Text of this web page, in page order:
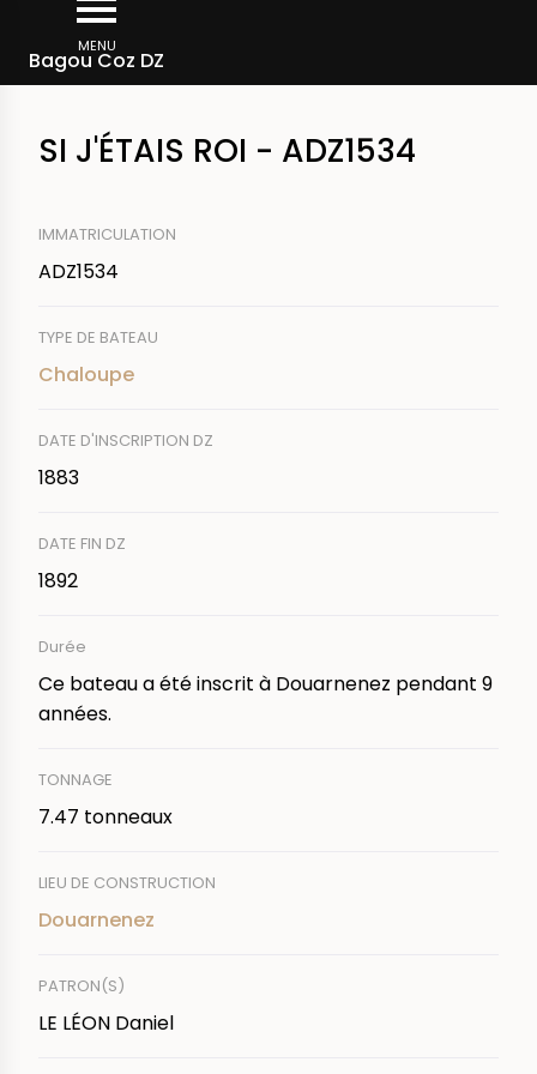
contenu
MENU
Bagou Coz DZ
d'Ariane
Rechercher un bateau
SI J'ÉTAIS ROI - ADZ1534
IMMATRICULATION
ADZ1534
TYPE DE BATEAU
Chaloupe
DATE D'INSCRIPTION DZ
1883
DATE FIN DZ
1892
Durée
Ce bateau a été inscrit à Douarnenez pendant 9
années.
TONNAGE
7.47 tonneaux
LIEU DE CONSTRUCTION
Douarnenez
PATRON(S)
LE LÉON Daniel